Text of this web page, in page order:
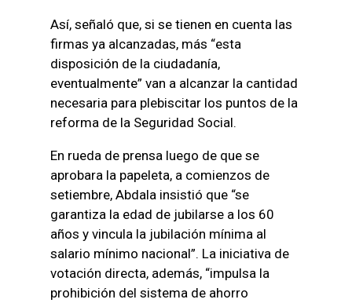
Así, señaló que, si se tienen en cuenta las
firmas ya alcanzadas, más “esta
disposición de la ciudadanía,
eventualmente” van a alcanzar la cantidad
necesaria para plebiscitar los puntos de la
reforma de la Seguridad Social.
En rueda de prensa luego de que se
aprobara la papeleta, a comienzos de
setiembre, Abdala insistió que “se
garantiza la edad de jubilarse a los 60
años y vincula la jubilación mínima al
salario mínimo nacional”. La iniciativa de
votación directa, además, “impulsa la
prohibición del sistema de ahorro